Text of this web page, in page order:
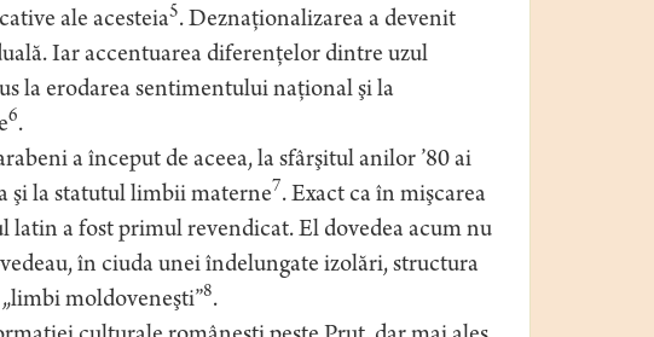
ale acesteia5. Deznaţionalizarea a devenit
Iar accentuarea diferenţelor dintre uzul
la erodarea sentimentului naţional şi la
6.
a început de aceea, la sfârşitul anilor ’80 ai
şi la statutul limbii materne7. Exact ca în mişcarea
a fost primul revendicat. El dovedea acum nu
în ciuda unei îndelungate izolări, structura
moldoveneşti”8.